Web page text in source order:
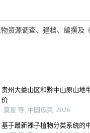
资源调查、建档、编撰及